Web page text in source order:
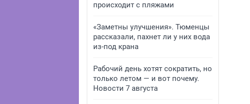
происходит с пляжами
«Заметны улучшения». Тюменцы
рассказали, пахнет ли у них вода
из-под крана
Рабочий день хотят сократить, но
только летом — и вот почему.
Новости 7 августа